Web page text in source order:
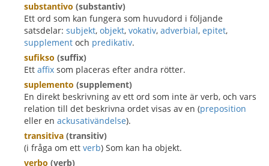
substantivo (substantiv)
Ett ord som kan fungera som huvudord i följande
satsdelar: subjekt, objekt, vokativ, adverbial, epitet,
supplement och predikativ.
sufikso (suffix)
Ett affix som placeras efter andra rötter.
suplemento (supplement)
En direkt beskrivning av ett ord som inte är verb, och vars
relation till det beskrivna ordet visas av en (preposition
eller en ackusativändelse).
transitiva (transitiv)
(i fråga om ett verb) Som kan ha objekt.
verbo (verb)